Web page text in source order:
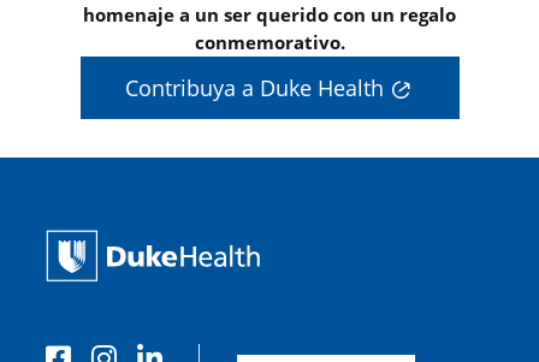
homenaje a un ser querido con un regalo
conmemorativo.
Contribuya a Duke Health